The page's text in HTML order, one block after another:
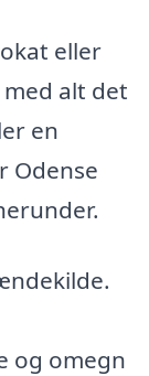
eller
alt det
en
Odense
og omegn